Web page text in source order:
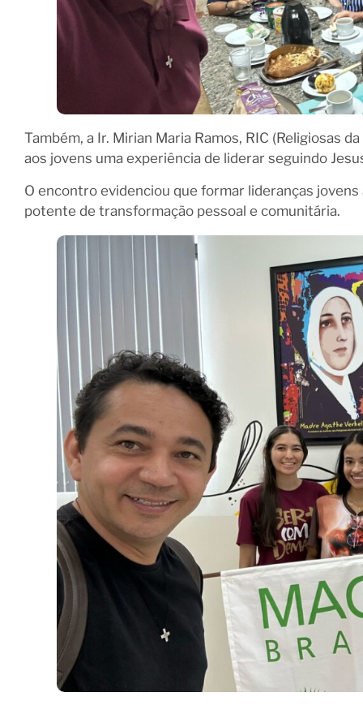
Também, a Ir. Mirian Maria Ramos, RIC (Religiosas
aos jovens uma experiência de liderar seguindo
O encontro evidenciou que formar lideranças
potente de transformação pessoal e comunitária.